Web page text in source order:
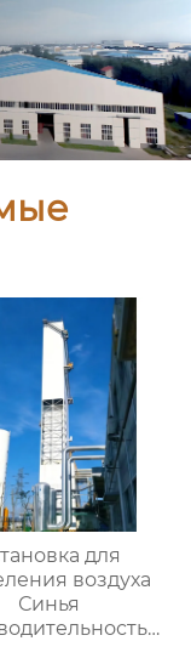
для
воздуха
Синья